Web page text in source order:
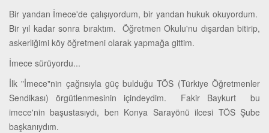
Bir yandan İmece'de çalışıyordum, bir yandan hukuk okuyordum.
Bir yıl kadar sonra bıraktım. Öğretmen Okulu'nu dışardan bitirip,
askerliğimi köy öğretmeni olarak yapmağa gittim.
İmece sürüyordu...
İlk "İmece"nin çağrısıyla güç bulduğu TÖS (Türkiye Öğretmenler
Sendikası) örgütlenmesinin içindeydim. Fakir Baykurt bu
imece'nin başustasıydı, ben Konya Sarayönü ilcesi TÖS Şube
başkanıydım.